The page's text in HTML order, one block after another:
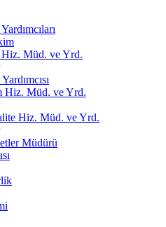
Müd. ve Yrd.
Hiz. Müd. ve Yrd.
Hiz. Müd. ve Yrd.
Müdürü